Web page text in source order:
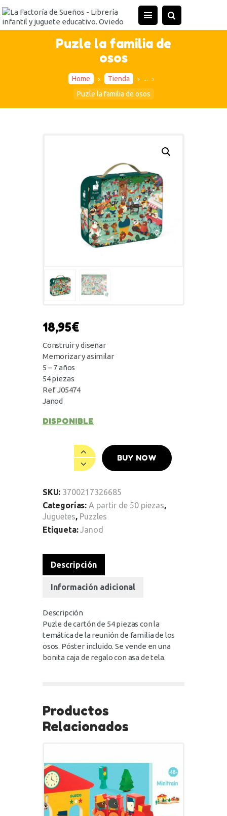
Puzle la familia de
osos
Home Tienda
...
Puzle la familia de osos
INICIO
TIENDA
ACTIVIDADES
CONTACTO
18,95€
Construir y diseñar
Memorizar y asimilar
5 – 7 años
54 piezas
Ref. J05474
Janod
DISPONIBLE
BUY NOW
SKU: 3700217326685
Categorías: A partir de 50 piezas,
Juguetes, Puzzles
Etiqueta:Janod
Descripción
Información adicional
Descripción
Puzle de cartón de 54 piezas con la
temática de la reunión de familia de los
osos. Póster incluido. Se vende en una
bonita caja de regalo con asa de tela.
Productos
Relacionados